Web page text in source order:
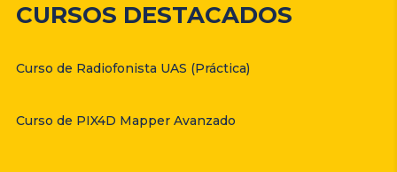
CURSOS DESTACADOS
Curso de Radiofonista UAS (Práctica)
Curso de PIX4D Mapper Avanzado